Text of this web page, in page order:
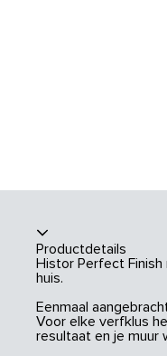
Productdetails
Histor Perfect
huis.
Eenmaal
Voor elke verfklus
resultaat en je muur